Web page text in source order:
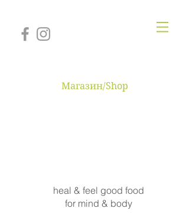
Магазин/Shop
heal & feel good food
for mind & body